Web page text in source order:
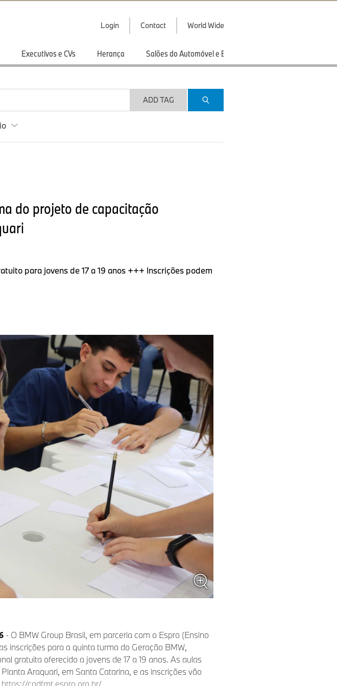
Login Contact World Wide
Executivos e CVs Herança Salões do Automóvel e Exibições
ADD TAG
do projeto de capacitação
para jovens de 17 a 19 anos +++ Inscrições podem
- O BMW Group Brasil, em parceria com o Espro (Ensino
inscrições para a quinta turma do Geração BMW,
gratuita oferecido a jovens de 17 a 19 anos. As aulas
Araquari, em Santa Catarina, e as inscrições vão
https://cadfmt.espro.org.br/.